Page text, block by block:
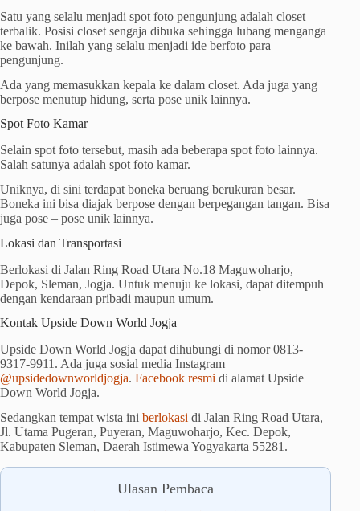
Satu yang selalu menjadi spot foto pengunjung adalah closet
terbalik. Posisi closet sengaja dibuka sehingga lubang menganga
ke bawah. Inilah yang selalu menjadi ide berfoto para
pengunjung.
Ada yang memasukkan kepala ke dalam closet. Ada juga yang
berpose menutup hidung, serta pose unik lainnya.
Spot Foto Kamar
Selain spot foto tersebut, masih ada beberapa spot foto lainnya.
Salah satunya adalah spot foto kamar.
Uniknya, di sini terdapat boneka beruang berukuran besar.
Boneka ini bisa diajak berpose dengan berpegangan tangan. Bisa
juga pose – pose unik lainnya.
Lokasi dan Transportasi
Berlokasi di Jalan Ring Road Utara No.18 Maguwoharjo,
Depok, Sleman, Jogja. Untuk menuju ke lokasi, dapat ditempuh
dengan kendaraan pribadi maupun umum.
Kontak Upside Down World Jogja
Upside Down World Jogja dapat dihubungi di nomor0813-
9317-9911 . Ada juga sosial media Instagram
@upsidedownworldjogja. Facebook resmi di alamat Upside
Down World Jogja.
Sedangkan tempat wista ini berlokasi di Jalan Ring Road Utara,
Jl. Utama Pugeran, Puyeran, Maguwoharjo, Kec. Depok,
Kabupaten Sleman, Daerah Istimewa Yogyakarta 55281.
Ulasan Pembaca